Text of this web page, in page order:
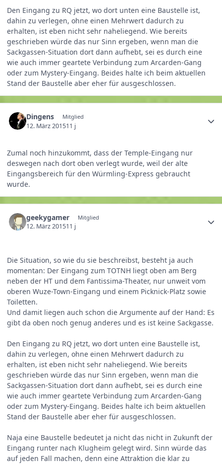
Den Eingang zu RQ jetzt, wo dort unten eine Baustelle ist,
dahin zu verlegen, ohne einen Mehrwert dadurch zu
erhalten, ist eben nicht sehr naheliegend. Wie bereits
geschrieben würde das nur Sinn ergeben, wenn man die
Sackgassen-Situation dort dann aufhebt, sei es durch eine
wie auch immer geartete Verbindung zum Arcarden-Gang
oder zum Mystery-Eingang. Beides halte ich beim aktuellen
Stand der Baustelle aber eher für ausgeschlossen.
Dingens Mitglied
12. März 201511 j
Zumal noch hinzukommt, dass der Temple-Eingang nur
deswegen nach dort oben verlegt wurde, weil der alte
Eingangsbereich für den Würmling-Express gebraucht
wurde.
geekygamer Mitglied
12. März 201511 j
Die Situation, so wie du sie beschreibst, besteht ja auch
momentan: Der Eingang zum TOTNH liegt oben am Berg
neben der HT und dem Fantissima-Theater, nur unweit vom
oberen Wuze-Town-Eingang und einem Picknick-Platz sowie
Toiletten.
Und damit liegen auch schon die Argumente auf der Hand: Es
gibt da oben noch genug anderes und es ist keine Sackgasse.
Den Eingang zu RQ jetzt, wo dort unten eine Baustelle ist,
dahin zu verlegen, ohne einen Mehrwert dadurch zu
erhalten, ist eben nicht sehr naheliegend. Wie bereits
geschrieben würde das nur Sinn ergeben, wenn man die
Sackgassen-Situation dort dann aufhebt, sei es durch eine
wie auch immer geartete Verbindung zum Arcarden-Gang
oder zum Mystery-Eingang. Beides halte ich beim aktuellen
Stand der Baustelle aber eher für ausgeschlossen.
Naja eine Baustelle bedeutet ja nicht das nicht in Zukunft der
Eingang runter nach Klugheim gelegt wird. Sinn würde das
auf jeden Fall machen, denn eine Attraktion die klar zu